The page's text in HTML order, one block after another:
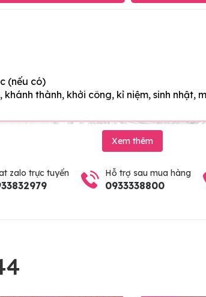
(nếu có)
khánh thành, khởi công, kỉ niệm, sinh
Xem thêm
zalo trực tuyến Hỗ trợ sau mua hàng
0933338800